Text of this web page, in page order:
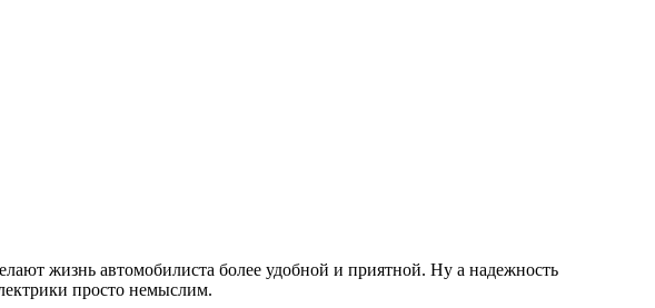
жизнь автомобилиста более удобной и приятной. Ну а надежность
просто немыслим.